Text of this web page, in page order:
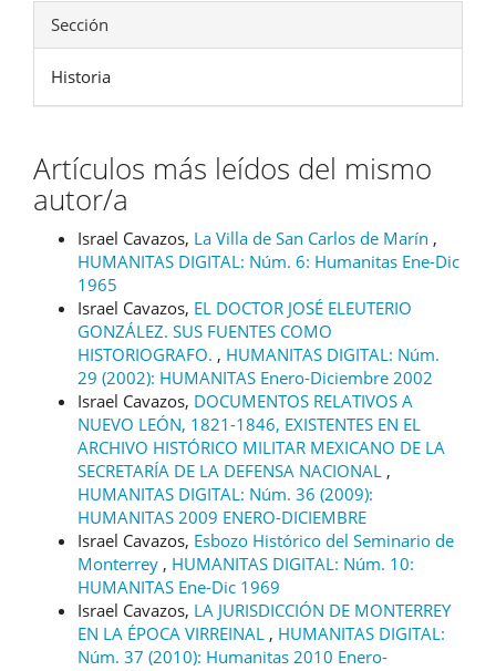
Sección
Historia
Artículos más leídos del mismo
autor/a
Israel Cavazos, La Villa de San Carlos de Marín ,
HUMANITAS DIGITAL: Núm. 6: Humanitas Ene-Dic
1965
Israel Cavazos, EL DOCTOR JOSÉ ELEUTERIO
GONZÁLEZ. SUS FUENTES COMO
HISTORIOGRAFO. , HUMANITAS DIGITAL: Núm.
29 (2002): HUMANITAS Enero-Diciembre 2002
Israel Cavazos, DOCUMENTOS RELATIVOS A
NUEVO LEÓN, 1821-1846, EXISTENTES EN EL
ARCHIVO HISTÓRICO MILITAR MEXICANO DE LA
SECRETARÍA DE LA DEFENSA NACIONAL ,
HUMANITAS DIGITAL: Núm. 36 (2009):
HUMANITAS 2009 ENERO-DICIEMBRE
Israel Cavazos, Esbozo Histórico del Seminario de
Monterrey , HUMANITAS DIGITAL: Núm. 10:
HUMANITAS Ene-Dic 1969
Israel Cavazos, LA JURISDICCIÓN DE MONTERREY
EN LA ÉPOCA VIRREINAL , HUMANITAS DIGITAL:
Núm. 37 (2010): Humanitas 2010 Enero-